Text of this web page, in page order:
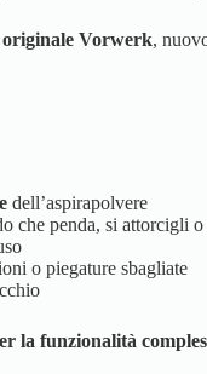
Vorwerk,
dell’aspirapolvere
che penda, si attorcigli
o piegature sbagliate
la funzionalità